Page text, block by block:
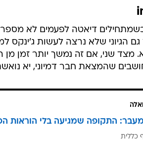
כשמתחילים דיאטה לפעמים לא
גם הגיוני שלא נרצה לעשות ג'ינקס
מצד שני, אם זה נמשך יותר זמן מן
שהמצאת חבר דמיוני, יא
התקופה שמגיעה בלי הוראות
כללית